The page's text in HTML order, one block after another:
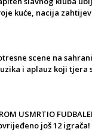
kuće, nacija
scene na
i aplauz koji tjera
USMRTIO
još 12 igrača!